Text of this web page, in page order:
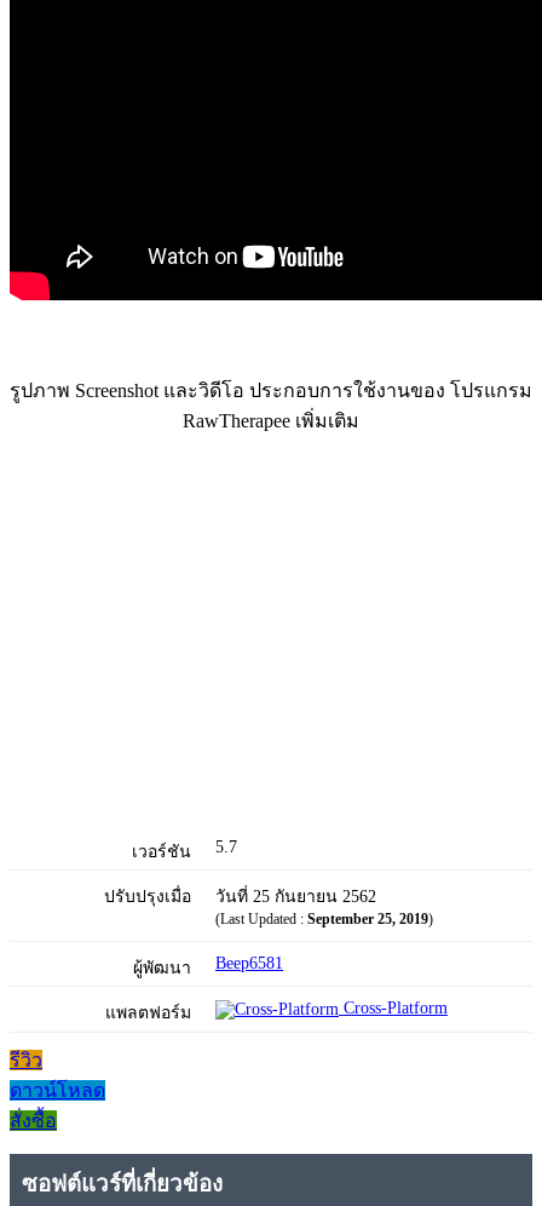
รูปภาพ Screenshot และวิดีโอ ประกอบการใช้งานของ โปรแกรม
RawTherapee เพิ่มเติม
เวอร์ชัน 5.7
ปรับปรุงเมื่อ วันที่ 25 กันยายน 2562
(Last Updated : September 25, 2019)
ผู้พัฒนา Beep6581
แพลตฟอร์ม Cross-Platform
รีวิว
ดาวน์โหลด
สั่งซื้อ
ซอฟต์แวร์ที่เกี่ยวข้อง